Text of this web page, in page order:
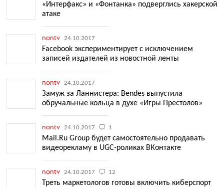
«Интерфакс» и «Фонтанка» подверглись хакерской
атаке
nontv 24.10.2017
Facebook экспериментирует с исключением
записей издателей из новостной ленты
nontv 24.10.2017
Замуж за Ланнистера: Bendes выпустила
обручальные кольца в духе «Игры Престолов»
nontv 24.10.2017 1
Mail.Ru Group будет самостоятельно продавать
видеорекламу в UGC-роликах ВКонтакте
nontv 24.10.2017 12
Треть маркетологов готовы включить киберспорт